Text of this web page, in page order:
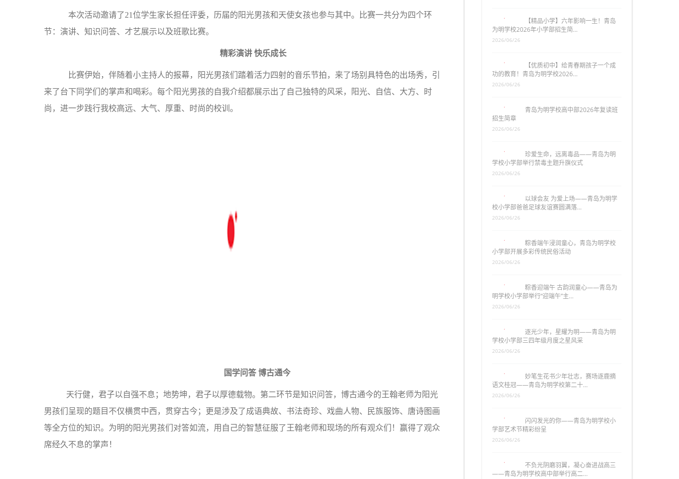
本次活动邀请了21位学生家长担任评委，历届的阳光男孩和天使女孩也参与其中。比赛一共分为四个环
节：演讲、知识问答、才艺展示以及班歌比赛。
精彩演讲 快乐成长
比赛伊始，伴随着小主持人的报幕，阳光男孩们踏着活力四射的音乐节拍，来了场别具特色的出场秀，引
来了台下同学们的掌声和喝彩。每个阳光男孩的自我介绍都展示出了自己独特的风采，阳光、自信、大方、时
尚，进一步践行我校高远、大气、厚重、时尚的校训。
国学问答 博古通今
天行健，君子以自强不息；地势坤，君子以厚德载物。第二环节是知识问答，博古通今的王翰老师为阳光
男孩们呈现的题目不仅横贯中西，贯穿古今；更是涉及了成语典故、书法奇珍、戏曲人物、民族服饰、唐诗图画
等全方位的知识。为明的阳光男孩们对答如流，用自己的智慧征服了王翰老师和现场的所有观众们！赢得了观众
席经久不息的掌声！
【精品小学】六年影响一生！青岛
为明学校2026年小学部招生简…
【优质初中】给青春期孩子一个成
功的教育！青岛为明学校2026…
2026/06/26
青岛为明学校高中部2026年复读班
招生简章
2026/06/26
珍爱生命，远离毒品——青岛为明
学校小学部举行禁毒主题升旗仪式
2026/06/26
以球会友 为爱上场——青岛为明学
校小学部爸爸足球友谊赛圆满落…
2026/06/26
粽香端午浸润童心，青岛为明学校
小学部开展多彩传统民俗活动
2026/06/26
粽香迎端午 古韵润童心——青岛为
明学校小学部举行“迎端午”主…
2026/06/26
逐光少年，星耀为明——青岛为明
学校小学部三四年级月度之星风采
2026/06/26
妙笔生花书少年壮志，赛场逐鹿摘
语文桂冠——青岛为明学校第二十…
2026/06/26
闪闪发光的你——青岛为明学校小
学部艺术节精彩纷呈
2026/06/26
不负光阴磨羽翼，凝心奋进战高三
——青岛为明学校高中部举行高二…